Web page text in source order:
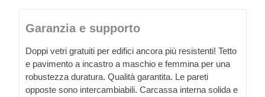
Garanzia e supporto
Doppi vetri gratuiti per edifici ancora più resistenti! Tetto
e pavimento a incastro a maschio e femmina per una
robustezza duratura. Qualità garantita. Le pareti
opposte sono intercambiabili. Carcassa interna solida e